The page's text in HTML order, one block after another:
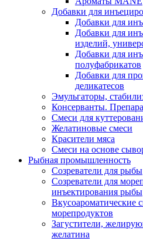
Добавки для
Добавки для
Добавки для
изделий,
Добавки для
полуфабрикатов
Добавки для
деликатесов
Эмульгаторы,
Консерванты.
Смеси для
Желатиновые смеси
Красители мяса
Смеси на основе
Рыбная промышленность
Созреватели для рыбы
Созреватели для
инъектирования рыбы
Вкусоароматические
морепродуктов
Загустители,
желатина